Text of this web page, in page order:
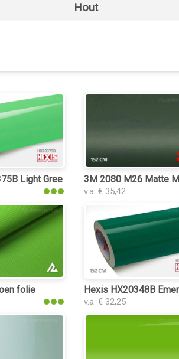
Hout
Light Green Gloss folie3M 2080 M26 Matte
v.a. € 35,42
folie Hexis HX20348B
v.a. € 32,25